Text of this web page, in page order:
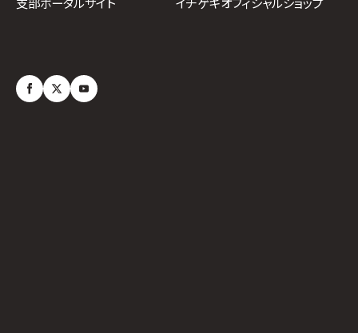
支部ポータルサイト イチゲキオフィシャルショップ